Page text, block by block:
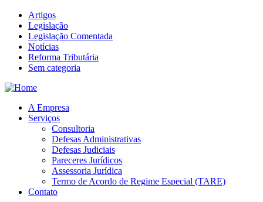
Artigos
Legislação
Legislação Comentada
Notícias
Reforma Tributária
Sem categoria
A Empresa
Serviços
Consultoria
Defesas Administrativas
Defesas Judiciais
Pareceres Jurídicos
Assessoria Jurídica
Termo de Acordo de Regime Especial (TARE)
Contato